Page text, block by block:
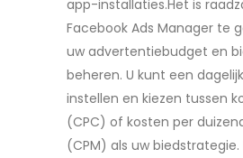
app-installaties.Het is
Facebook Ads Manager te
uw advertentiebudget en
beheren. U kunt een
instellen en kiezen tussen
(CPC) of kosten per
(CPM) als uw